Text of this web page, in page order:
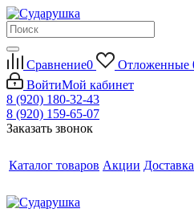
Сравнение0 Отложенные
ВойтиМой кабинет
8 (920) 180-32-43
8 (920) 159-65-07
Заказать звонок
Каталог товаров Акции